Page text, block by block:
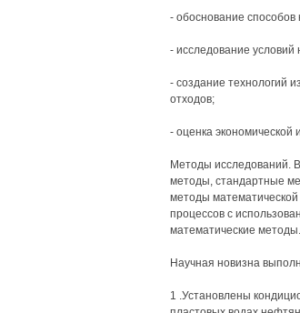
- обоснование
- исследование условий
- создание технологий
отходов;
- оценка экономической
Методы исследований.
методы, стандартные
методы математической
процессов с
математические методы.
Научная новизна
1 .Установлены